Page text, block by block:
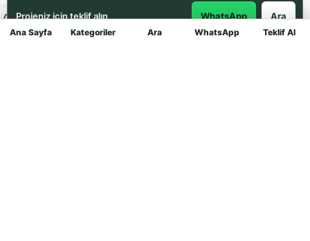
Ana Sayfa Kategoriler Ara WhatsApp Teklif Al
Projeniz için teklif alın WhatsApp Ara